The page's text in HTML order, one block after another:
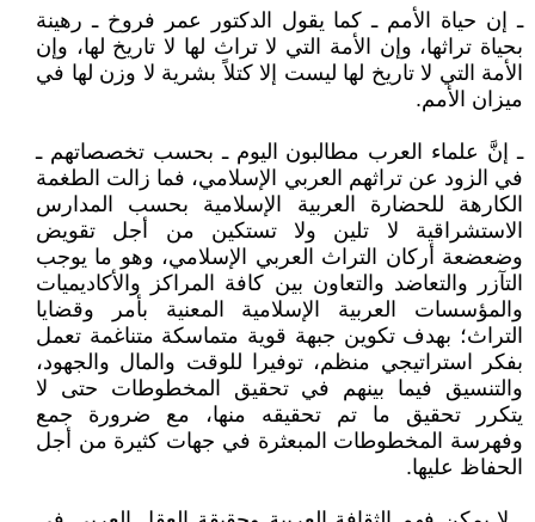
ـ إن حياة الأمم ـ كما يقول الدكتور عمر فروخ ـ رهينة
بحياة تراثها، وإن الأمة التي لا تراث لها لا تاريخ لها، وإن
الأمة التي لا تاريخ لها ليست إلا كتلاً بشرية لا وزن لها في
ميزان الأمم.
ـ إنَّ علماء العرب مطالبون اليوم ـ بحسب تخصصاتهم ـ
في الزود عن تراثهم العربي الإسلامي، فما زالت الطغمة
الكارهة للحضارة العربية الإسلامية بحسب المدارس
الاستشراقية لا تلين ولا تستكين من أجل تقويض
وضعضعة أركان التراث العربي الإسلامي، وهو ما يوجب
التآزر والتعاضد والتعاون بين كافة المراكز والأكاديميات
والمؤسسات العربية الإسلامية المعنية بأمر وقضايا
التراث؛ بهدف تكوين جبهة قوية متماسكة متناغمة تعمل
بفكر استراتيجي منظم، توفيرا للوقت والمال والجهود،
والتنسيق فيما بينهم في تحقيق المخطوطات حتى لا
يتكرر تحقيق ما تم تحقيقه منها، مع ضرورة جمع
وفهرسة المخطوطات المبعثرة في جهات كثيرة من أجل
الحفاظ عليها.